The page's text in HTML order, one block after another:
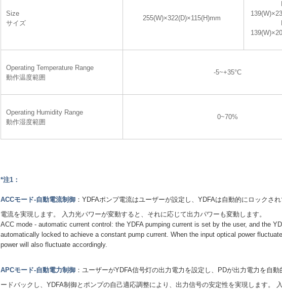
Size
サイズ
255(W)×322(D)×115(H)mm
Operating Temperature Range
動作温度範囲
-5~+35°C
Operating Humidity Range
動作湿度範囲
0~70%
*注1：
ACCモード-自動電流制御 ：YDFAポンプ電流はユーザーが設定し、YDFAは自動的にロックさ
電流を実現します。 入力光パワーが変動すると、それに応じて出力パワーも変動します。
ACC mode - automatic current control: the YDFA pumping current is set by the user, and the
automatically locked to achieve a constant pump current. When the input optical power
power will also fluctuate accordingly.
APCモード-自動電力制御 ：ユーザーがYDFA信号灯の出力電力を設定し、PDが出力電力を自
ードバックし、YDFA制御とポンプの自己適応調整により、出力信号の安定性を実現します。